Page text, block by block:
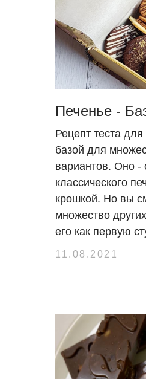
Печенье -
Рецепт теста для
базой для
вариантов. Оно -
классического
крошкой. Но вы
множество
его как первую
11.08.2021